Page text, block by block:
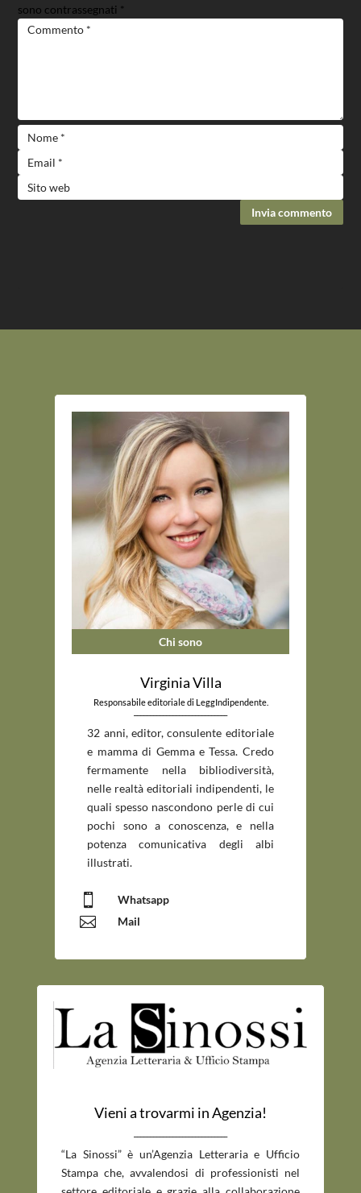
sono contrassegnati *
Invia commento
Chi sono
Virginia Villa
Responsabile editoriale di LeggIndipendente.
_____________________________
32 anni, editor, consulente editoriale
e mamma di Gemma e Tessa. Credo
fermamente nella bibliodiversità,
nelle realtà editoriali indipendenti, le
quali spesso nascondono perle di cui
pochi sono a conoscenza, e nella
potenza comunicativa degli albi
illustrati.
 Whatsapp
 Mail
Vieni a trovarmi in Agenzia!
“La Sinossi” è un’Agenzia Letteraria e Ufficio
Stampa che, avvalendosi di professionisti nel